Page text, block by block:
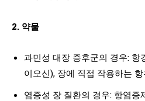
2. 약물
과민성 대장 증후군의 경우: 항
이오신), 장에 직접 작용하는
염증성 장 질환의 경우: 항염증